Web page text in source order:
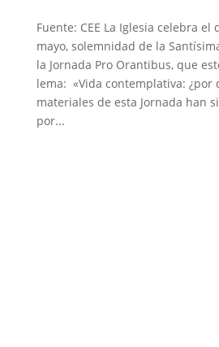
Fuente: CEE La Iglesia celebra el
mayo, solemnidad de la
la Jornada Pro Orantibus, que
lema: «Vida contemplativa: ¿por
materiales de esta Jornada han
por...